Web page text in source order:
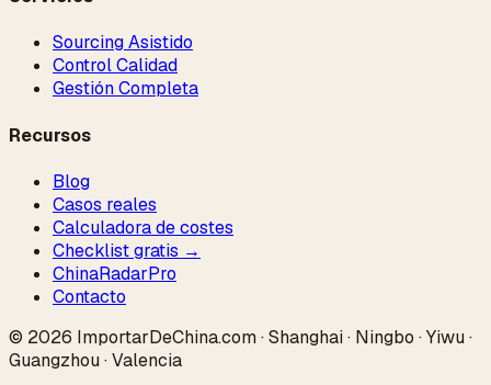
Sourcing Asistido
Control Calidad
Gestión Completa
Recursos
Blog
Casos reales
Calculadora de costes
Checklist gratis →
ChinaRadarPro
Contacto
© 2026 ImportarDeChina.com · Shanghai · Ningbo · Yiwu ·
Guangzhou · Valencia